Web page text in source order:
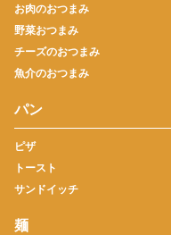
お肉のおつまみ
野菜おつまみ
チーズのおつまみ
魚介のおつまみ
パン
ピザ
トースト
サンドイッチ
麺